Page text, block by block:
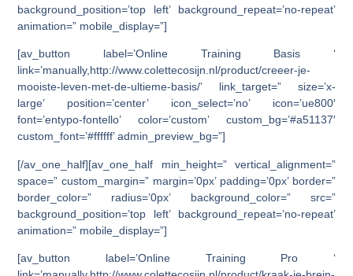
background_position=’top left’ background_repeat=’no-repeat’
animation=” mobile_display=”]
[av_button label=’Online Training Basis ‘
link=’manually,http://www.colettecosijn.nl/product/creeer-je-
mooiste-leven-met-de-ultieme-basis/’ link_target=” size=’x-
large’ position=’center’ icon_select=’no’ icon=’ue800′
font=’entypo-fontello’ color=’custom’ custom_bg=’#a51137′
custom_font=’#ffffff’ admin_preview_bg=”]
[/av_one_half][av_one_half min_height=” vertical_alignment=”
space=” custom_margin=” margin=’0px’ padding=’0px’ border=”
border_color=” radius=’0px’ background_color=” src=”
background_position=’top left’ background_repeat=’no-repeat’
animation=” mobile_display=”]
[av_button label=’Online Training Pro ‘